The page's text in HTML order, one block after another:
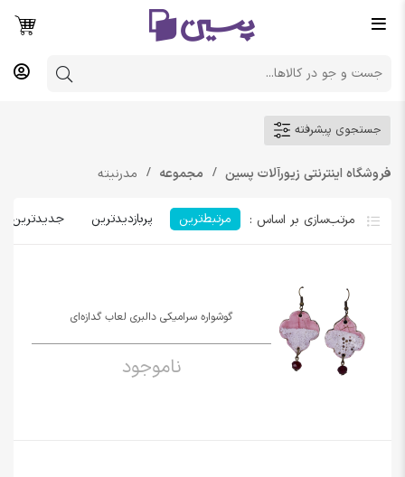
جستجوی پیشرفته
فروشگاه اینترنتی زیورآلات پسین مجموعه مدرنیته
مرتبط‌ترین پربازدیدترین جدیدترین
گوشواره سرامیکی دالبری لعاب گدازه‌ای
ناموجود